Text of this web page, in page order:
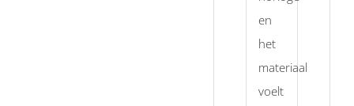
en
het
materiaal
voelt